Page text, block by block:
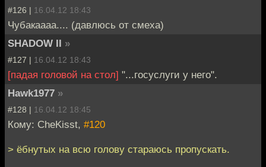
#126 | 16.04.12 18:43
Чубакаааа.... (давлюсь от смеха)
SHADOW II »
#127 | 16.04.12 18:43
[падая головой на стол] "...госуслуги у него".
Hawk1977 »
#128 | 16.04.12 18:45
Кому: CheKisst, #120
> ёбнутых на всю голову стараюсь пропускать.